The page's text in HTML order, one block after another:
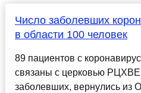
Число заболевших
в области 100 человек
89 пациентов с
связаны с церковью
заболевших, вернулись